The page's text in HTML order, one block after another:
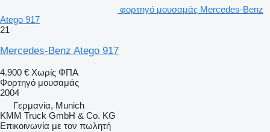
φορτηγό μουσαμάς Mercedes-Benz
Atego 917
21
Mercedes-Benz Atego 917
4.900 € Χωρίς ΦΠΑ
Φορτηγό μουσαμάς
2004
Γερμανία, Munich
KMM Truck GmbH & Co. KG
Επικοινωνία με τον πωλητή